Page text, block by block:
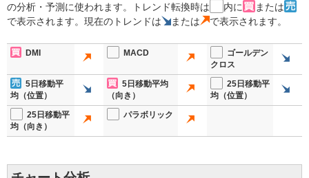
の分析・予測に使われます。トレンド転換時は
内に
または
で表示されます。現在のトレンドは
または で表示されます。
DMI MACD
ゴールデン
クロス
5日移動平
均（位置）
5日移動平均
（向き）
25日移動平
均（位置）
25日移動平
均（向き）
パラボリック